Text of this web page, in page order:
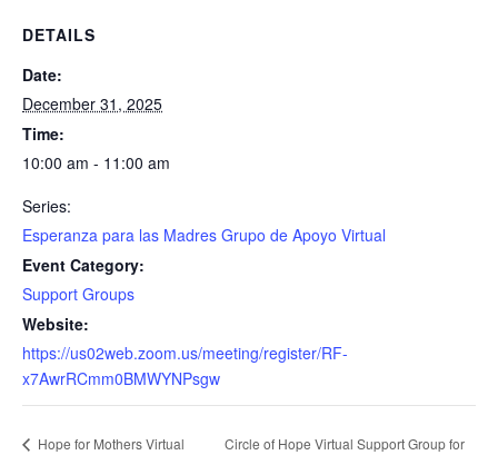
DETAILS
Date:
December 31, 2025
Time:
10:00 am - 11:00 am
Series:
Esperanza para las Madres Grupo de Apoyo Virtual
Event Category:
Support Groups
Website:
https://us02web.zoom.us/meeting/register/RF-
x7AwrRCmm0BMWYNPsgw
Hope for Mothers Virtual
Circle of Hope Virtual Support Group for